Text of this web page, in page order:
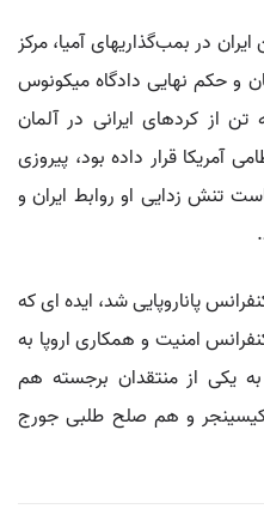
در بمب‌گذاریهای آمیا، مرکز
و حکم نهایی دادگاه میکونوس
از کردهای ایرانی در آلمان
آمریکا قرار داده بود، پیروزی
تنش زدایی او روابط ایران و
پاناروپایی شد، ایده ای که
۱۹۷۳ به عنوان کنفرانس امنیت و همکاری اروپا به
یکی از منتقدان برجسته هم
کیسینجر و هم صلح طلبی جورج